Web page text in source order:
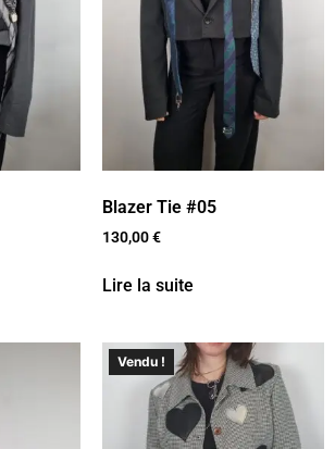
Blazer Tie #05
130,00€
Lire la suite
Vendu !